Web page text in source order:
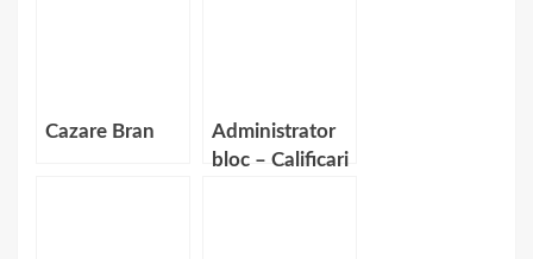
Cazare Bran
Administrator
bloc – Calificari